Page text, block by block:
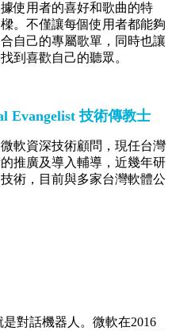
使用者的喜好和歌曲的特
。不僅讓每個使用者都能夠
自己的專屬歌單，同時也讓
到喜歡自己的聽眾。
Evangelist 技術傳教士
軟資深技術顧問，現任台灣
推廣及導入輔導，近幾年研
術，目前與多家台灣軟體公
對話機器人。微軟在2016